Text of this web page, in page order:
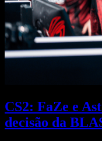
CS2: FaZe e
decisão da